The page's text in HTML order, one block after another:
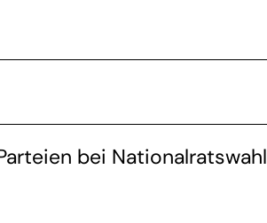
bei Nationalratswahl